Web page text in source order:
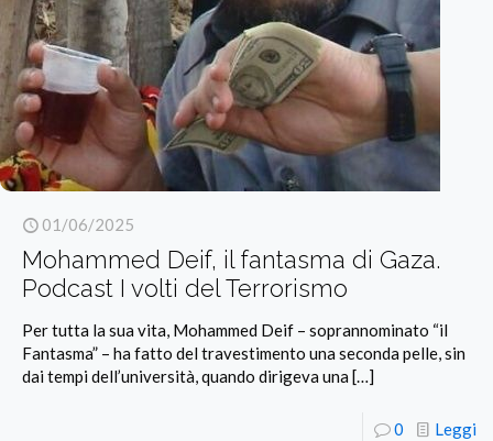
01/06/2025
Mohammed Deif, il fantasma di Gaza.
Podcast I volti del Terrorismo
Per tutta la sua vita, Mohammed Deif – soprannominato “il
Fantasma” – ha fatto del travestimento una seconda pelle, sin
dai tempi dell’università, quando dirigeva una[…]
0 Leggi